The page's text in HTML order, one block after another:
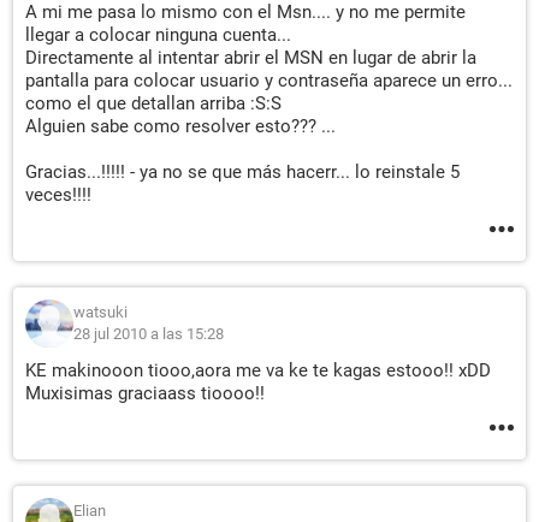
A mi me pasa lo mismo con el Msn.... y no me permite
llegar a colocar ninguna cuenta...
Directamente al intentar abrir el MSN en lugar de abrir la
pantalla para colocar usuario y contraseña aparece un erro...
como el que detallan arriba :S:S
Alguien sabe como resolver esto??? ...
Gracias...!!!!! - ya no se que más hacerr... lo reinstale 5
veces!!!!
watsuki
28 jul 2010 a las 15:28
KE makinooon tiooo,aora me va ke te kagas estooo!! xDD
Muxisimas graciaass tioooo!!
Elian